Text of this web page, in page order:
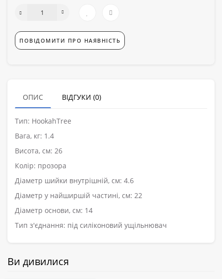
ПОВІДОМИТИ ПРО НАЯВНІСТЬ
ОПИС ВІДГУКИ (0)
Тип: HookahTree
Вага, кг: 1.4
Висота, см: 26
Колір: прозора
Діаметр шийки внутрішній, см: 4.6
Діаметр у найширшій частині, см: 22
Діаметр основи, см: 14
Тип з'єднання: під силіконовий ущільнювач
Ви дивилися